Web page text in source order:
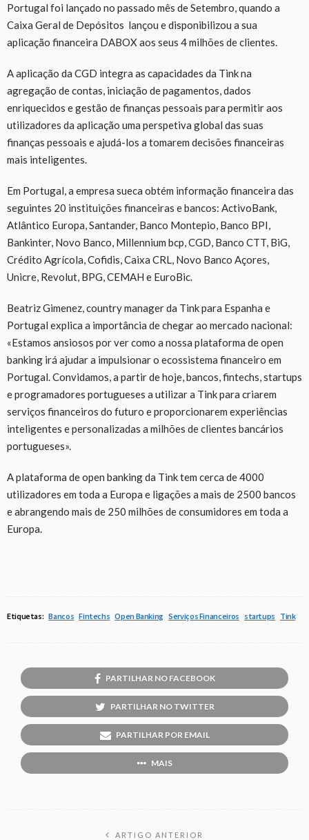
Portugal foi lançado no passado mês de Setembro, quando a
Caixa Geral de Depósitos lançou e disponibilizou a sua
aplicação financeira DABOX aos seus 4 milhões de clientes.
A aplicação da CGD integra as capacidades da Tink na
agregação de contas, iniciação de pagamentos, dados
enriquecidos e gestão de finanças pessoais para permitir aos
utilizadores da aplicação uma perspetiva global das suas
finanças pessoais e ajudá-los a tomarem decisões financeiras
mais inteligentes.
Em Portugal, a empresa sueca obtém informação financeira das
seguintes 20 instituições financeiras e bancos: ActivoBank,
Atlântico Europa, Santander, Banco Montepio, Banco BPI,
Bankinter, Novo Banco, Millennium bcp, CGD, Banco CTT, BiG,
Crédito Agrícola, Cofidis, Caixa CRL, Novo Banco Açores,
Unicre, Revolut, BPG, CEMAH e EuroBic.
Beatriz Gimenez, country manager da Tink para Espanha e
Portugal explica a importância de chegar ao mercado nacional:
«Estamos ansiosos por ver como a nossa plataforma de open
banking irá ajudar a impulsionar o ecossistema financeiro em
Portugal. Convidamos, a partir de hoje, bancos, fintechs, startups
e programadores portugueses a utilizar a Tink para criarem
serviços financeiros do futuro e proporcionarem experiências
inteligentes e personalizadas a milhões de clientes bancários
portugueses».
A plataforma de open banking da Tink tem cerca de 4000
utilizadores em toda a Europa e ligações a mais de 2500 bancos
e abrangendo mais de 250 milhões de consumidores em toda a
Europa.
Etiquetas: Bancos Fintechs Open Banking Serviços Financeiros startups Tink
PARTILHAR NO FACEBOOK
PARTILHAR NO TWITTER
PARTILHAR POR EMAIL
MAIS
ARTIGO ANTERIOR